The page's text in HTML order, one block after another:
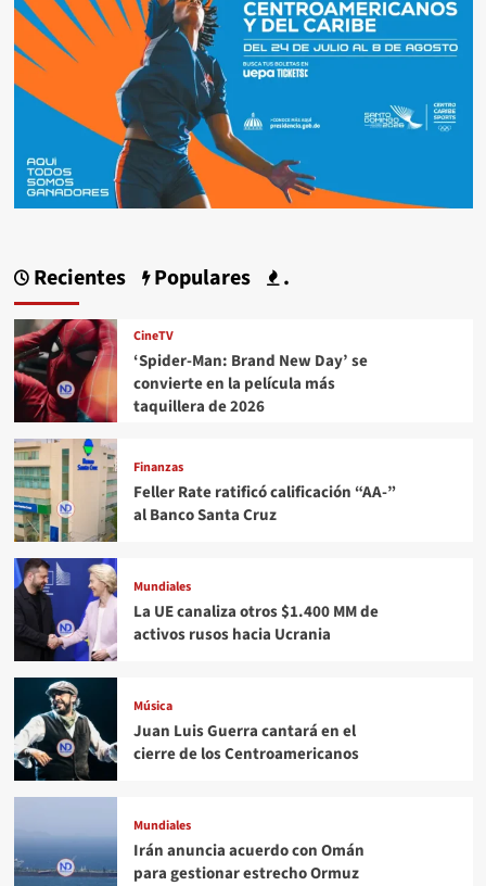
Recientes Populares .
CineTV
‘Spider-Man: Brand New Day’ se
convierte en la película más
taquillera de 2026
Finanzas
Feller Rate ratificó calificación “AA-”
al Banco Santa Cruz
Mundiales
La UE canaliza otros $1.400 MM de
activos rusos hacia Ucrania
Música
Juan Luis Guerra cantará en el
cierre de los Centroamericanos
Mundiales
Irán anuncia acuerdo con Omán
para gestionar estrecho Ormuz